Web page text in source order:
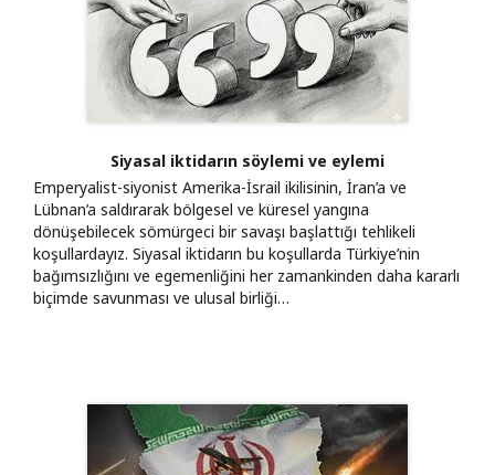
Siyasal iktidarın söylemi ve eylemi
Emperyalist-siyonist Amerika-İsrail ikilisinin, İran’a ve
Lübnan’a saldırarak bölgesel ve küresel yangına
dönüşebilecek sömürgeci bir savaşı başlattığı tehlikeli
koşullardayız. Siyasal iktidarın bu koşullarda Türkiye’nin
bağımsızlığını ve egemenliğini her zamankinden daha kararlı
biçimde savunması ve ulusal birliği…